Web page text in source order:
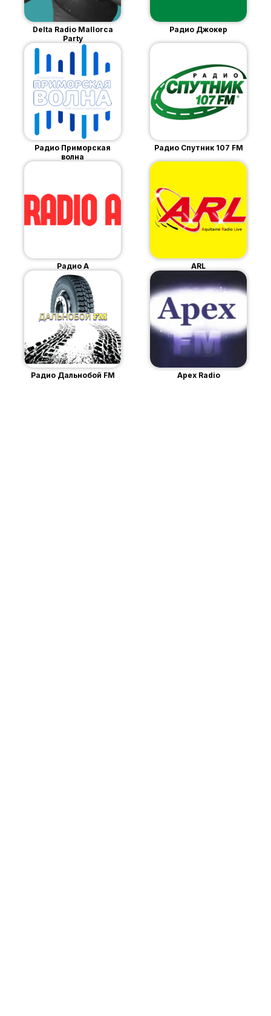
Delta Radio Mallorca
Party
Радио Джокер
Радио Приморская
волна
Радио Спутник 107 FM
Радио А ARL
Радио Дальнобой FM Apex Radio